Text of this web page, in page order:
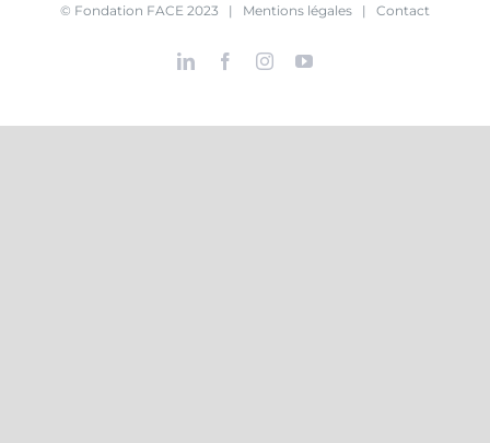
© Fondation FACE 2023 | Mentions légales | Contact
LinkedInFacebookInstagramYouTube